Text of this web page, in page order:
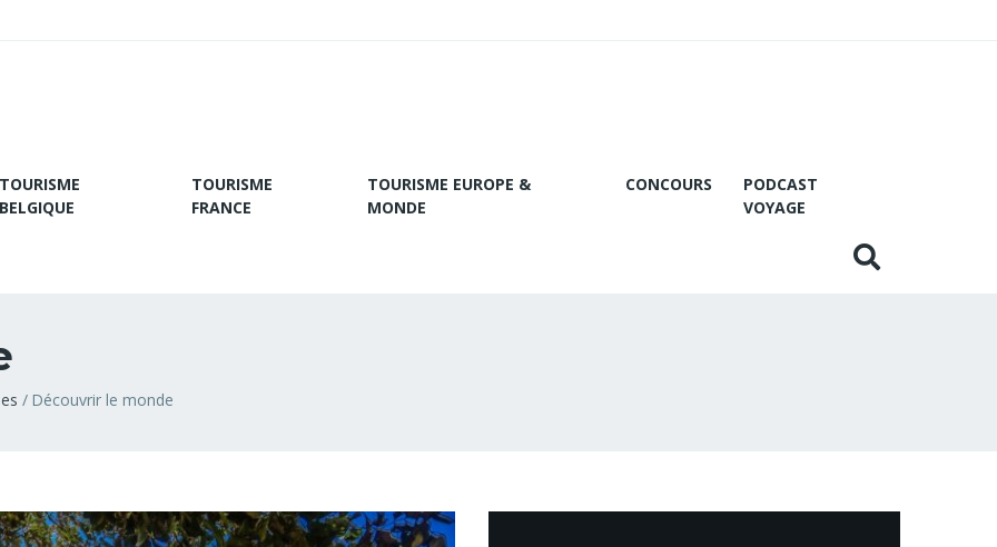
TOURISME
FRANCE
TOURISME EUROPE &
MONDE
CONCOURS
PODCAST
VOYAGE
Découvrir le monde